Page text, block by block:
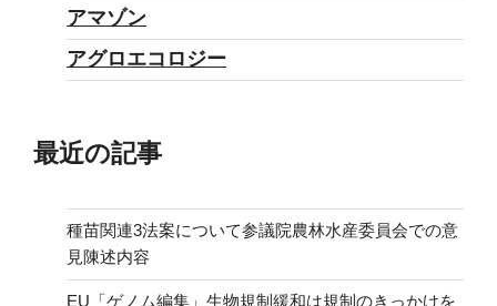
アマゾン
アグロエコロジー
最近の記事
種苗関連3法案について参議院農林水産委員会での意
見陳述内容
EU「ゲノム編集」生物規制緩和は規制のきっかけを